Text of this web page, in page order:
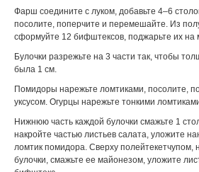
Фарш соедините с луком, добавьте 4–6
посолите, поперчите и перемешайте. Из
сформуйте 12 бифштексов, поджарьте их на
Булочки разрежьте на 3 части так, чтобы
была 1 см.
Помидоры нарежьте ломтиками, посолите,
уксусом. Огурцы нарежьте тонкими
Нижнюю часть каждой булочки смажьте 1
накройте частью листьев салата, уложите
ломтик помидора. Сверху полейтекетчупом,
булочки, смажьте ее майонезом, уложите